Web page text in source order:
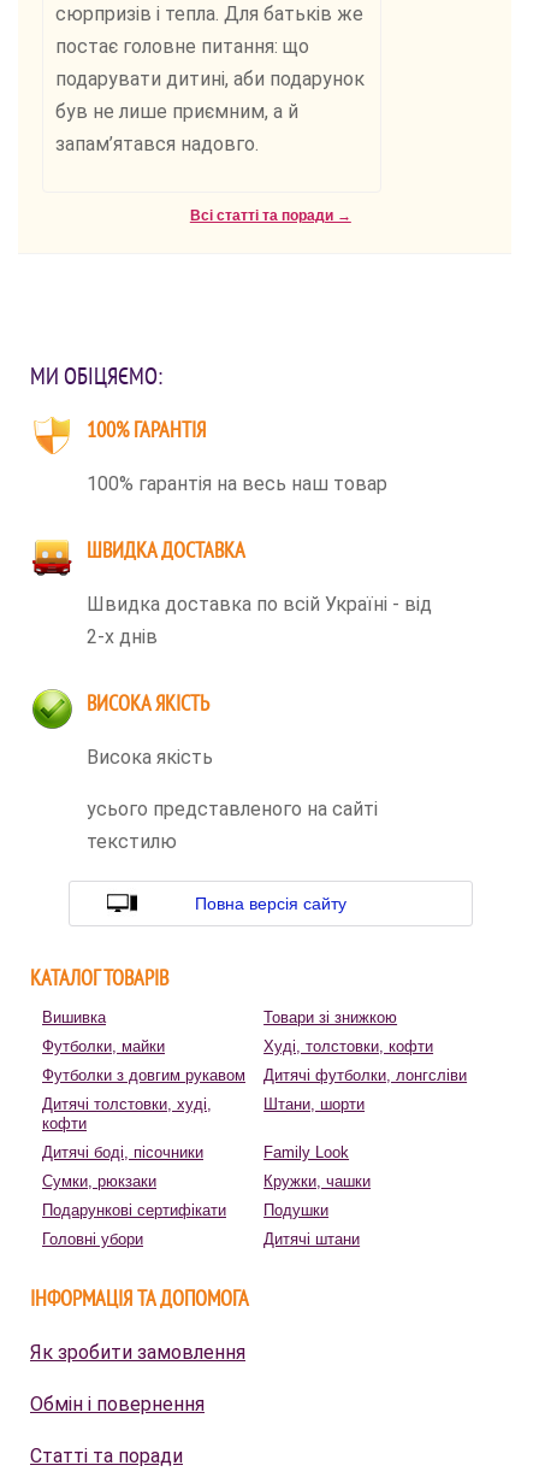
сюрпризів і тепла. Для батьків же
постає головне питання: що
подарувати дитині, аби подарунок
був не лише приємним, а й
запам’ятався надовго.
Всі статті та поради →
МИ ОБІЦЯЄМО:
100% ГАРАНТІЯ
100% гарантія на весь наш товар
ШВИДКА ДОСТАВКА
Швидка доставка по всій Україні - від
2-х днів
ВИСОКА ЯКІСТЬ
Висока якість
усього представленого на сайті
текстилю
Повна версія сайту
КАТАЛОГ ТОВАРІВ
Вишивка
Товари зі знижкою
Футболки, майки
Худі, толстовки, кофти
Футболки з довгим рукавом
Дитячі футболки, лонгсліви
Дитячі толстовки, худі,
кофти
Штани, шорти
Дитячі боді, пісочники
Family Look
Сумки, рюкзаки
Кружки, чашки
Подарункові сертифікати
Подушки
Головні убори
Дитячі штани
ІНФОРМАЦІЯ ТА ДОПОМОГА
Як зробити замовлення
Обмін і повернення
Статті та поради